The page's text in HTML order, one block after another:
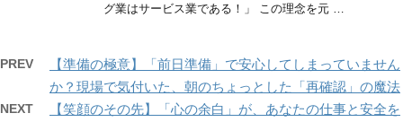
グ業はサービス業である！」 この理念を元 …
PREV
【準備の極意】「前日準備」で安心してしまっていません
か？現場で気付いた、朝のちょっとした「再確認」の魔法
NEXT
【笑顔のその先】「心の余白」が、あなたの仕事と安全を